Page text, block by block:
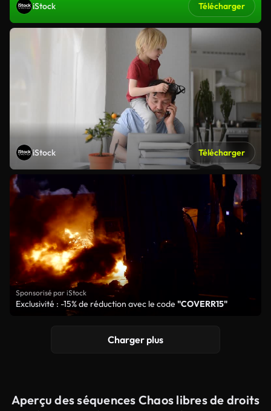
iStock Télécharger
iStock Télécharger
Sponsorisé par iStock
Exclusivité : -15% de réduction avec le code "COVERR15"
Charger plus
Aperçu des séquences Chaos libres de droits